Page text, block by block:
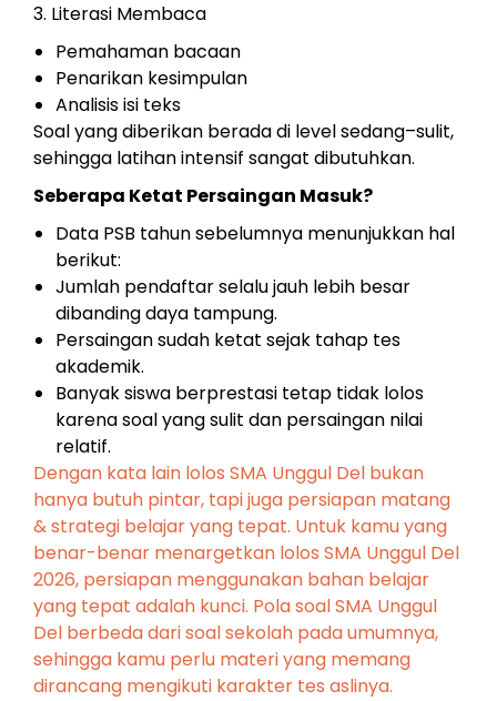
3. Literasi Membaca
Pemahaman bacaan
Penarikan kesimpulan
Analisis isi teks
Soal yang diberikan berada di level sedang–sulit,
sehingga latihan intensif sangat dibutuhkan.
Seberapa Ketat Persaingan Masuk?
Data PSB tahun sebelumnya menunjukkan hal
berikut:
Jumlah pendaftar selalu jauh lebih besar
dibanding daya tampung.
Persaingan sudah ketat sejak tahap tes
akademik.
Banyak siswa berprestasi tetap tidak lolos
karena soal yang sulit dan persaingan nilai
relatif.
Dengan kata lain lolos SMA Unggul Del bukan
hanya butuh pintar, tapi juga persiapan matang
& strategi belajar yang tepat. Untuk kamu yang
benar-benar menargetkan lolos SMA Unggul Del
2026, persiapan menggunakan bahan belajar
yang tepat adalah kunci. Pola soal SMA Unggul
Del berbeda dari soal sekolah pada umumnya,
sehingga kamu perlu materi yang memang
dirancang mengikuti karakter tes aslinya.